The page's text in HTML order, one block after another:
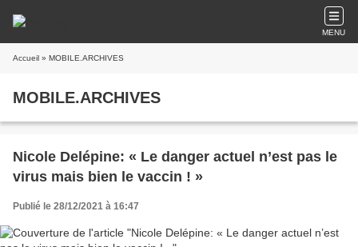
MENU
Accueil » MOBILE.ARCHIVES
MOBILE.ARCHIVES
Nicole Delépine: « Le danger actuel n’est pas le
virus mais bien le vaccin ! »
Publié le 28/12/2021 à 16:47